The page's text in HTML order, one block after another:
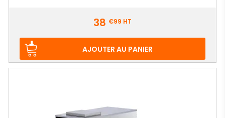
38 €99 HT
AJOUTER AU PANIER